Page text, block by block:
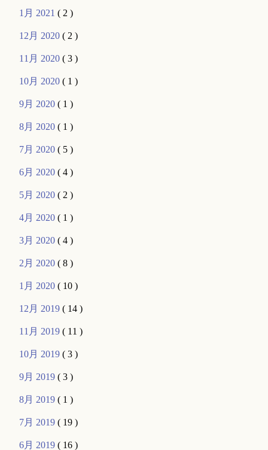
1月 2021( 2 )
12月 2020( 2 )
11月 2020( 3 )
10月 2020( 1 )
9月 2020( 1 )
8月 2020( 1 )
7月 2020( 5 )
6月 2020( 4 )
5月 2020( 2 )
4月 2020( 1 )
3月 2020( 4 )
2月 2020( 8 )
1月 2020( 10 )
12月 2019( 14 )
11月 2019( 11 )
10月 2019( 3 )
9月 2019( 3 )
8月 2019( 1 )
7月 2019( 19 )
6月 2019( 16 )